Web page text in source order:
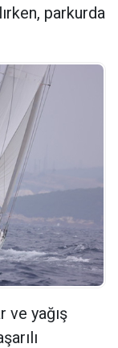
parkurda
ve yağış